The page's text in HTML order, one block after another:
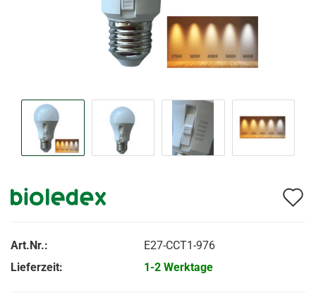
Art.Nr.:
E27-CCT1-976
Lieferzeit:
1-2 Werktage